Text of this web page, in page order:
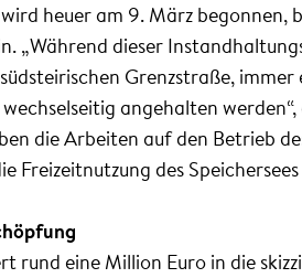
heuer am 9. März begonnen,
„Während dieser
Grenzstraße,
angehalten
die Arbeiten auf den Betrieb
Freizeitnutzung des
rund eine Million Euro in die